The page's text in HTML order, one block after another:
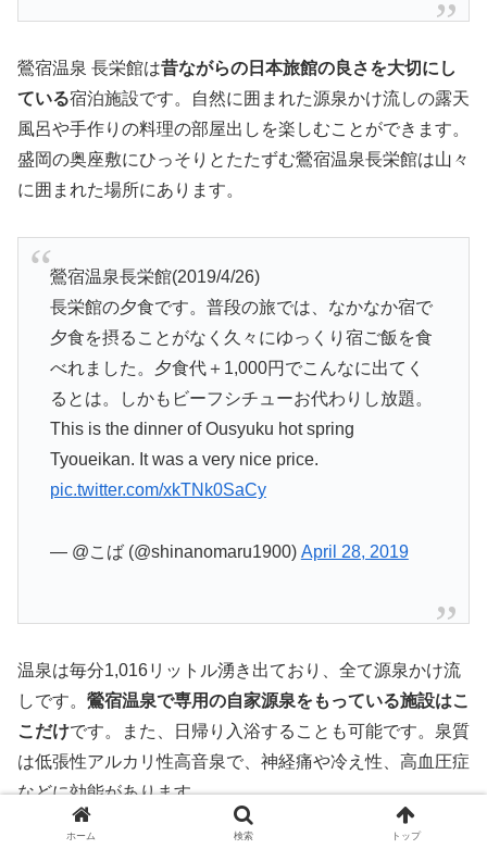
鶯宿温泉 長栄館は昔ながらの日本旅館の良さを大切にし
ている宿泊施設です。自然に囲まれた源泉かけ流しの露天
風呂や手作りの料理の部屋出しを楽しむことができます。
盛岡の奥座敷にひっそりとたたずむ鶯宿温泉長栄館は山々
に囲まれた場所にあります。
鶯宿温泉長栄館(2019/4/26)
長栄館の夕食です。普段の旅では、なかなか宿で
夕食を摂ることがなく久々にゆっくり宿ご飯を食
べれました。夕食代＋1,000円でこんなに出てく
るとは。しかもビーフシチューお代わりし放題。
This is the dinner of Ousyuku hot spring
Tyoueikan. It was a very nice price.
pic.twitter.com/xkTNk0SaCy
— @こば (@shinanomaru1900) April 28, 2019
温泉は毎分1,016リットル湧き出ており、全て源泉かけ流
しです。 鶯宿温泉で専用の自家源泉をもっている施設はこ
こだけです。また、日帰り入浴することも可能です。泉質
は低張性アルカリ性高音泉で、神経痛や冷え性、高血圧症
などに効能があります。
ホーム 検索 トップ